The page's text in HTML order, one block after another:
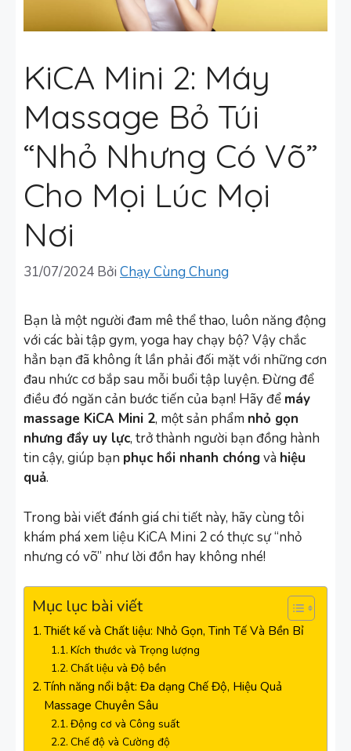
KiCA Mini 2: Máy
Massage Bỏ Túi
“Nhỏ Nhưng Có Võ”
Cho Mọi Lúc Mọi
Nơi
31/07/2024 Bởi Chạy Cùng Chung
Bạn là một người đam mê thể thao, luôn năng động
với các bài tập gym, yoga hay chạy bộ? Vậy chắc
hẳn bạn đã không ít lần phải đối mặt với những cơn
đau nhức cơ bắp sau mỗi buổi tập luyện. Đừng để
điều đó ngăn cản bước tiến của bạn! Hãy để máy
massage KiCA Mini 2, một sản phẩm nhỏ gọn
nhưng đầy uy lực, trở thành người bạn đồng hành
tin cậy, giúp bạn phục hồi nhanh chóngvà hiệu
quả.
Trong bài viết đánh giá chi tiết này, hãy cùng tôi
khám phá xem liệu KiCA Mini 2 có thực sự “nhỏ
nhưng có võ” như lời đồn hay không nhé!
Mục lục bài viết
Thiết kế và Chất liệu: Nhỏ Gọn, Tinh Tế Và Bền Bỉ
Kích thước và Trọng lượng
Chất liệu và Độ bền
Tính năng nổi bật: Đa dạng Chế Độ, Hiệu Quả
Massage Chuyên Sâu
Động cơ và Công suất
Chế độ và Cường độ